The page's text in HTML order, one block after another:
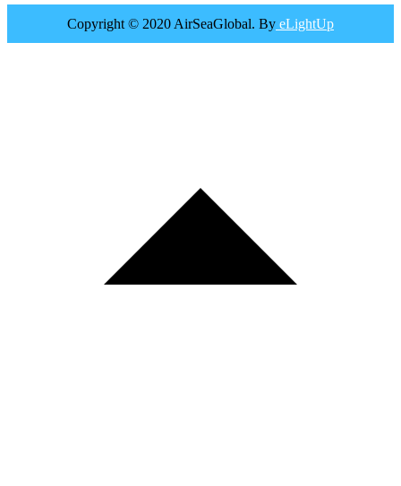
Copyright © 2020 AirSeaGlobal. By eLightUp